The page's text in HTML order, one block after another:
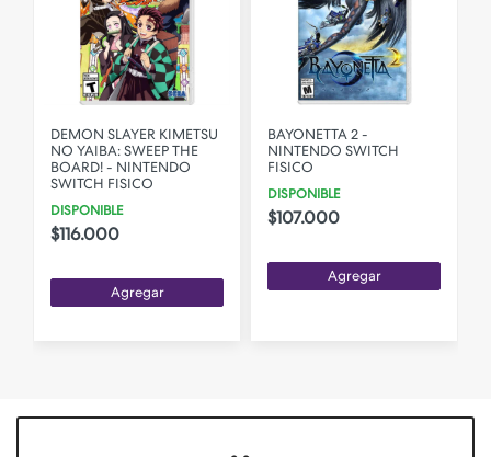
DEMON SLAYER KIMETSU
NO YAIBA: SWEEP THE
BOARD! - NINTENDO
SWITCH FISICO
DISPONIBLE
$116.000
Agregar
BAYONETTA 2 -
NINTENDO SWITCH
FISICO
DISPONIBLE
$107.000
Agregar